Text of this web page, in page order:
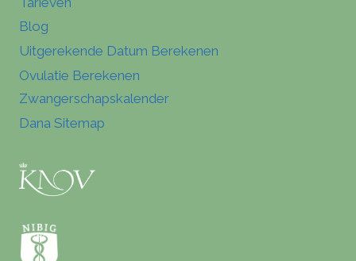
Blog
Uitgerekende Datum Berekenen
Ovulatie Berekenen
Zwangerschapskalender
Dana Sitemap